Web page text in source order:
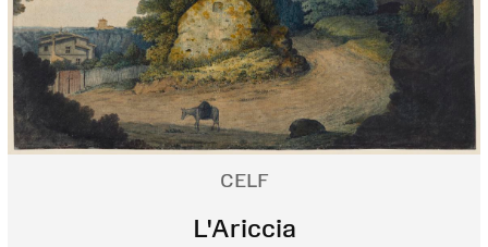
CELF
L'Ariccia